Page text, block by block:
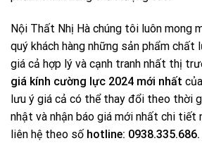
Nội Thất Nhị Hà chúng tôi luôn mong
quý khách hàng những sản phẩm
giá cả hợp lý và cạnh tranh nhất thị
giá kính cường lực 2024 mới nhất
lưu ý giá cả có thể thay đổi theo thời
nhật và nhận báo giá mới nhất chi tiết
liên hệ theo số hotline: 0938.335.686.